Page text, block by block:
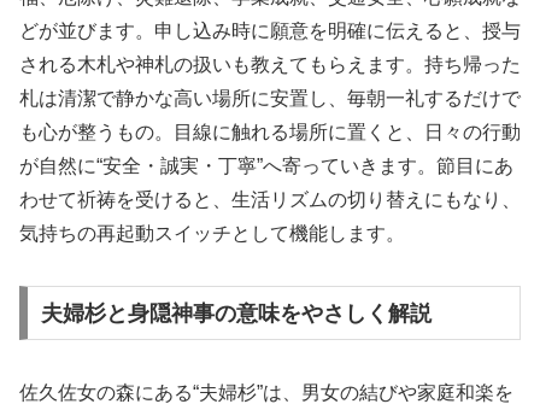
どが並びます。申し込み時に願意を明確に伝えると、授与
される木札や神札の扱いも教えてもらえます。持ち帰った
札は清潔で静かな高い場所に安置し、毎朝一礼するだけで
も心が整うもの。目線に触れる場所に置くと、日々の行動
が自然に“安全・誠実・丁寧”へ寄っていきます。節目にあ
わせて祈祷を受けると、生活リズムの切り替えにもなり、
気持ちの再起動スイッチとして機能します。
夫婦杉と身隠神事の意味をやさしく解説
佐久佐女の森にある“夫婦杉”は、男女の結びや家庭和楽を